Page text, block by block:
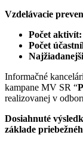
Vzdelávacie
Počet aktivít:
Počet
Informačné
kampane MV SR “
realizovanej v
Dosiahnuté
základe